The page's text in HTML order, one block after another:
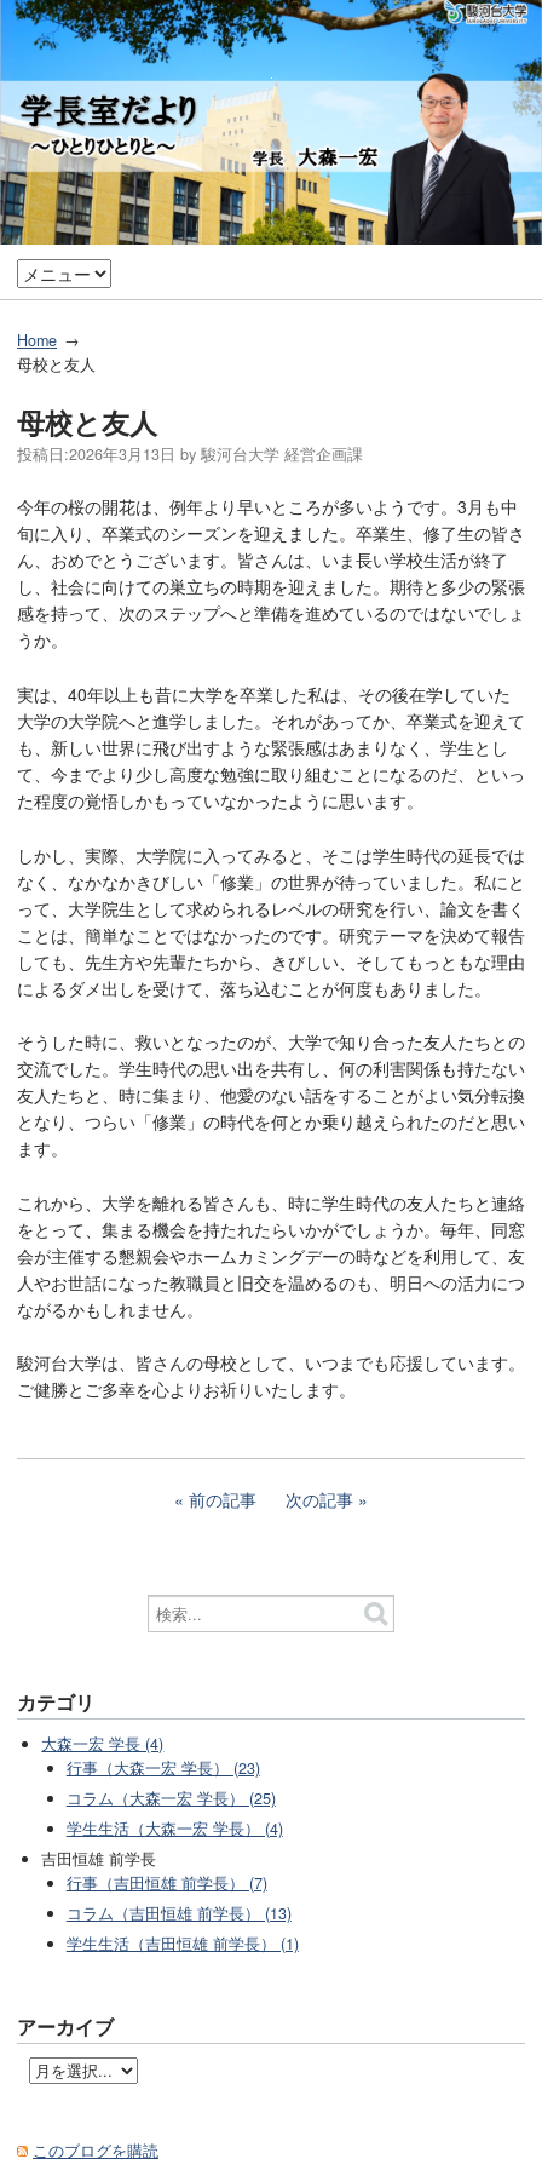
Home
母校と友人
母校と友人
投稿日:2026年3月13日 by 駿河台大学 経営企画課
今年の桜の開花は、例年より早いところが多いようです。3月も中
旬に入り、卒業式のシーズンを迎えました。卒業生、修了生の皆さ
ん、おめでとうございます。皆さんは、いま長い学校生活が終了
し、社会に向けての巣立ちの時期を迎えました。期待と多少の緊張
感を持って、次のステップへと準備を進めているのではないでしょ
うか。
実は、40年以上も昔に大学を卒業した私は、その後在学していた
大学の大学院へと進学しました。それがあってか、卒業式を迎えて
も、新しい世界に飛び出すような緊張感はあまりなく、学生とし
て、今までより少し高度な勉強に取り組むことになるのだ、といっ
た程度の覚悟しかもっていなかったように思います。
しかし、実際、大学院に入ってみると、そこは学生時代の延長では
なく、なかなかきびしい「修業」の世界が待っていました。私にと
って、大学院生として求められるレベルの研究を行い、論文を書く
ことは、簡単なことではなかったのです。研究テーマを決めて報告
しても、先生方や先輩たちから、きびしい、そしてもっともな理由
によるダメ出しを受けて、落ち込むことが何度もありました。
そうした時に、救いとなったのが、大学で知り合った友人たちとの
交流でした。学生時代の思い出を共有し、何の利害関係も持たない
友人たちと、時に集まり、他愛のない話をすることがよい気分転換
となり、つらい「修業」の時代を何とか乗り越えられたのだと思い
ます。
これから、大学を離れる皆さんも、時に学生時代の友人たちと連絡
をとって、集まる機会を持たれたらいかがでしょうか。毎年、同窓
会が主催する懇親会やホームカミングデーの時などを利用して、友
人やお世話になった教職員と旧交を温めるのも、明日への活力につ
ながるかもしれません。
駿河台大学は、皆さんの母校として、いつまでも応援しています。
ご健勝とご多幸を心よりお祈りいたします。
前の記事 次の記事
カテゴリ
大森一宏 学長 (4)
行事（大森一宏 学長） (23)
コラム（大森一宏 学長） (25)
学生生活（大森一宏 学長） (4)
吉田恒雄 前学長
行事（吉田恒雄 前学長） (7)
コラム（吉田恒雄 前学長） (13)
学生生活（吉田恒雄 前学長） (1)
アーカイブ
このブログを購読